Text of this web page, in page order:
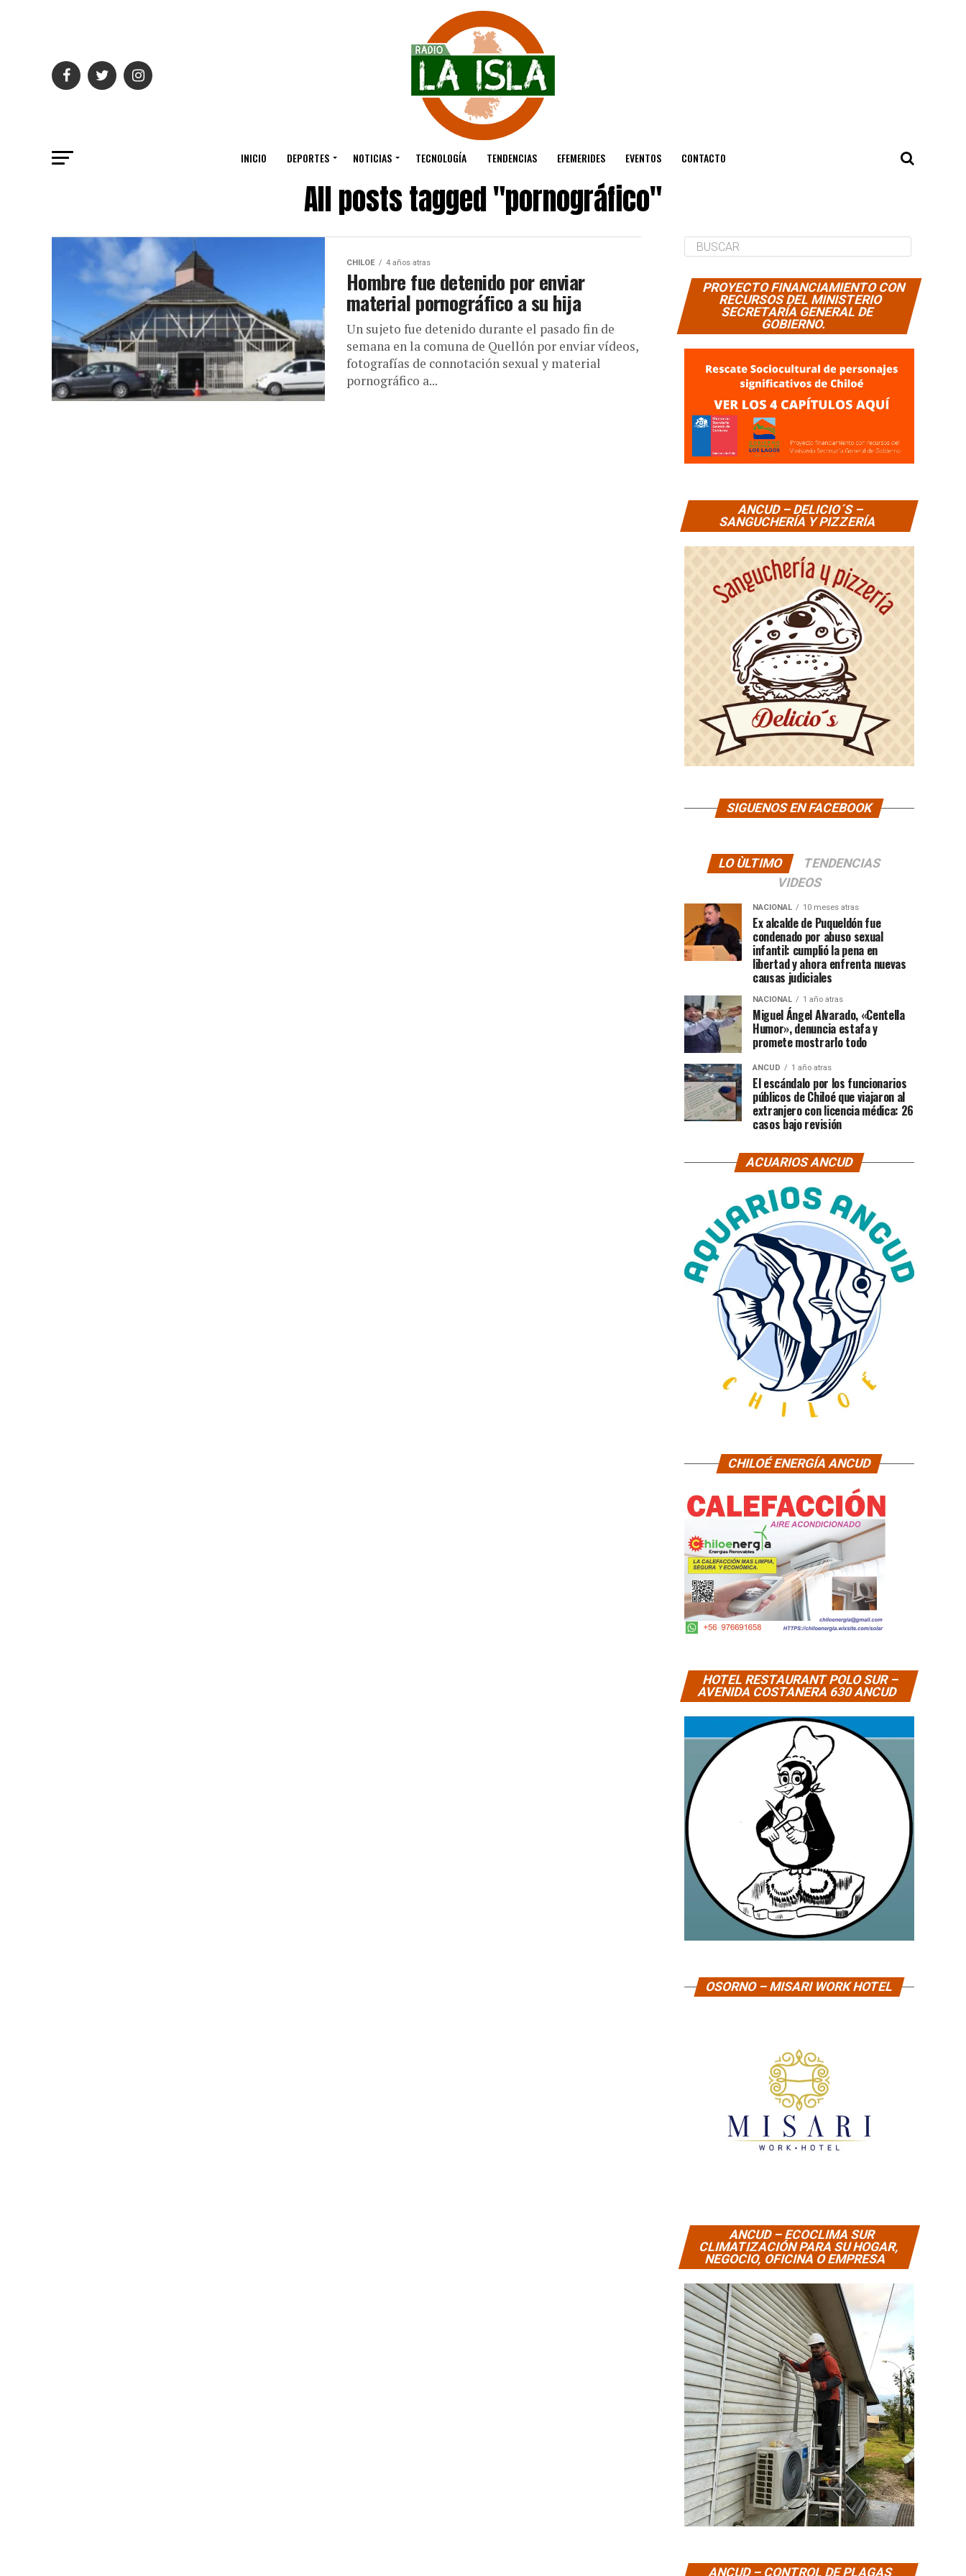
INICIO DEPORTES NOTICIAS TECNOLOGÍA TENDENCIAS EFEMERIDES EVENTOS CONTACTO
All posts tagged "pornográfico"
CHILOE 4 años atras
Hombre fue detenido por enviar
material pornográfico a su hija
Un sujeto fue detenido durante el pasado fin de
semana en la comuna de Quellón por enviar vídeos,
fotografías de connotación sexual y material
pornográfico a...
PROYECTO FINANCIAMIENTO CON
RECURSOS DEL MINISTERIO
SECRETARÍA GENERAL DE
GOBIERNO.
ANCUD – DELICIO´S –
SANGUCHERÍA Y PIZZERÍA
SIGUENOS EN FACEBOOK
LO ÙLTIMO
TENDENCIAS
VIDEOS
NACIONAL 10 meses atras
Ex alcalde de Puqueldón fue
condenado por abuso sexual
infantil: cumplió la pena en
libertad y ahora enfrenta nuevas
causas judiciales
NACIONAL 1 año atras
Miguel Ángel Alvarado, «Centella
Humor», denuncia estafa y
promete mostrarlo todo
ANCUD 1 año atras
El escándalo por los funcionarios
públicos de Chiloé que viajaron al
extranjero con licencia médica: 26
casos bajo revisión
ACUARIOS ANCUD
CHILOÉ ENERGÍA ANCUD
HOTEL RESTAURANT POLO SUR –
AVENIDA COSTANERA 630 ANCUD
OSORNO – MISARI WORK HOTEL
ANCUD – ECOCLIMA SUR
CLIMATIZACIÓN PARA SU HOGAR,
NEGOCIO, OFICINA O EMPRESA
ANCUD – CONTROL DE PLAGAS